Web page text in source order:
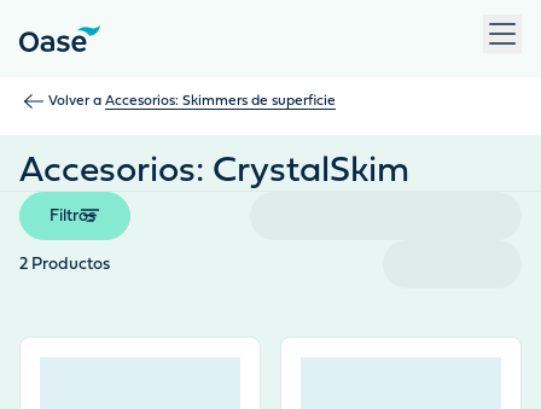
Volver a Accesorios: Skimmers de superficie
Accesorios: CrystalSkim
2 Productos
Filtros